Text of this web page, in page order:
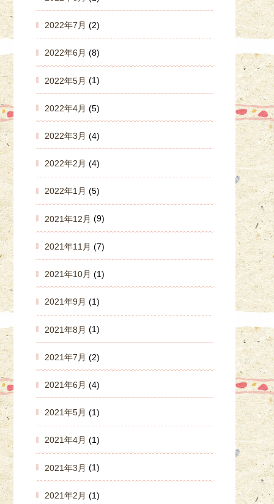
2022年7月 (2)
2022年6月 (8)
2022年5月 (1)
2022年4月 (5)
2022年3月 (4)
2022年2月 (4)
2022年1月 (5)
2021年12月 (9)
2021年11月 (7)
2021年10月 (1)
2021年9月 (1)
2021年8月 (1)
2021年7月 (2)
2021年6月 (4)
2021年5月 (1)
2021年4月 (1)
2021年3月 (1)
2021年2月 (1)